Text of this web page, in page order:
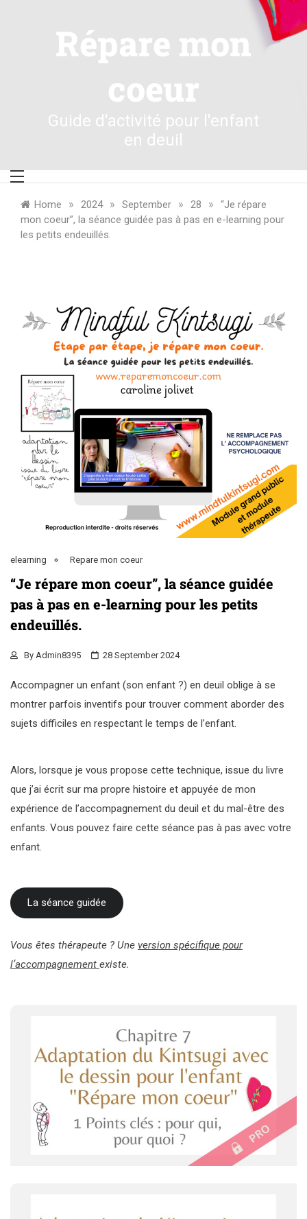
Répare mon
coeur
Guide d'activité pour l'enfant
en deuil
Home » 2024 » September » 28 »
“Je répare
mon coeur”, la séance guidée pas à pas en e-learning pour
les petits endeuillés.
elearning Repare mon coeur
“Je répare mon coeur”, la séance guidée
pas à pas en e-learning pour les petits
endeuillés.
By Admin8395 28 September 2024
Accompagner un enfant (son enfant ?) en deuil oblige à se
montrer parfois inventifs pour trouver comment aborder des
sujets difficiles en respectant le temps de l’enfant.
Alors, lorsque je vous propose cette technique, issue du livre
que j’ai écrit sur ma propre histoire et appuyée de mon
expérience de l’accompagnement du deuil et du mal-être des
enfants. Vous pouvez faire cette séance pas à pas avec votre
enfant.
La séance guidée
Vous êtes thérapeute ? Une version spécifique pour
l’accompagnement existe.